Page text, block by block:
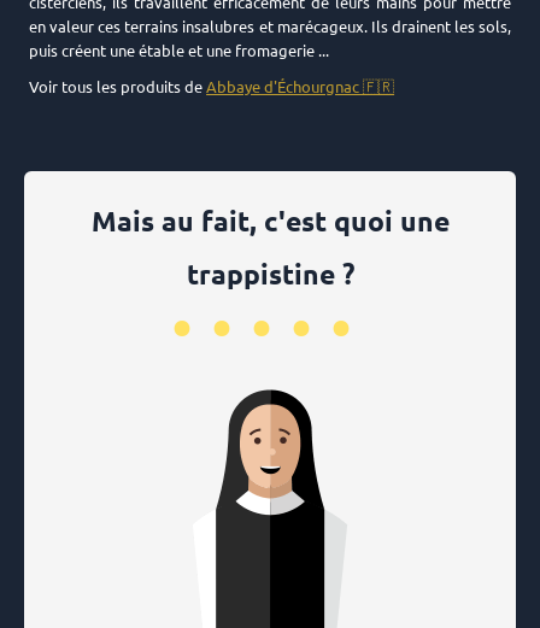
en valeur ces terrains insalubres et marécageux. Ils drainent les sols,
puis créent une étable et une fromagerie ...
Voir tous les produits deAbbaye d'Échourgnac 🇫🇷
Mais au fait, c'est quoi une
trappistine ?
•••••